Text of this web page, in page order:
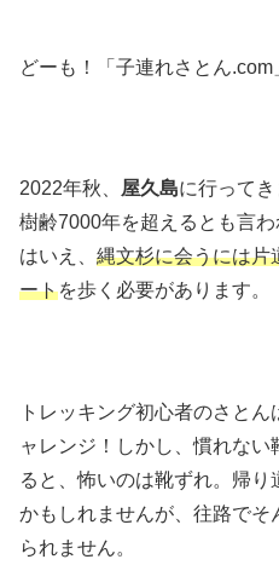
どーも！「子連れさとん.com
2022年秋、 屋久島に行ってき
樹齢7000年を超えるとも言わ
はいえ、 縄文杉に会うには片
ートを歩く必要があります。
トレッキング初心者のさと
ャレンジ！しかし、慣れな
ると、怖いのは靴ずれ。帰
かもしれませんが、往路でそ
られません。